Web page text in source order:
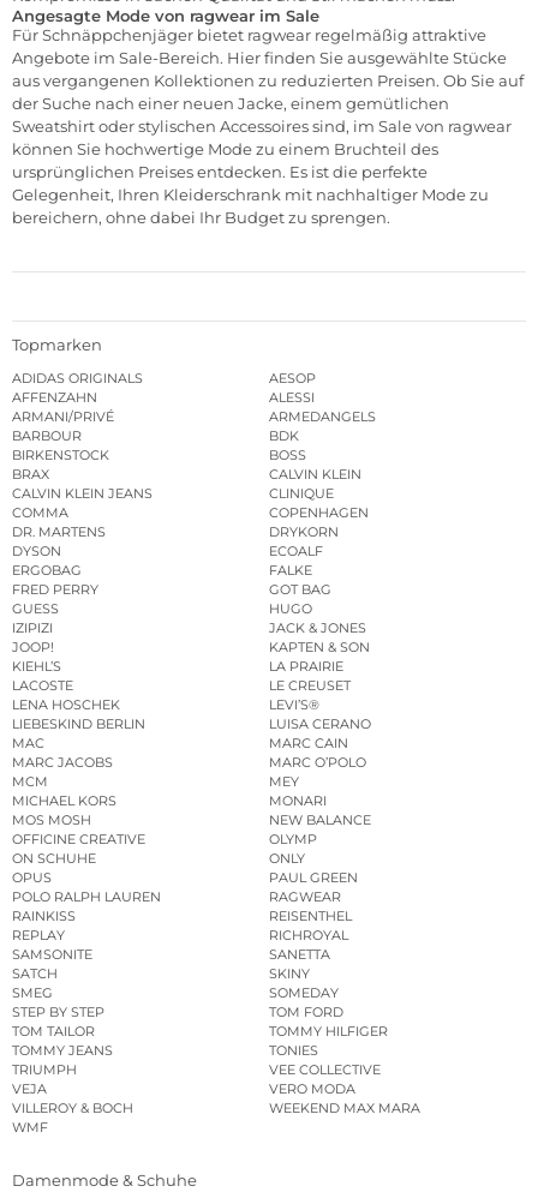
Angesagte Mode von ragwear im Sale
Für Schnäppchenjäger bietet ragwear regelmäßig attraktive
Angebote im Sale-Bereich. Hier finden Sie ausgewählte Stücke
aus vergangenen Kollektionen zu reduzierten Preisen. Ob Sie auf
der Suche nach einer neuen Jacke, einem gemütlichen
Sweatshirt oder stylischen Accessoires sind, im Sale von ragwear
können Sie hochwertige Mode zu einem Bruchteil des
ursprünglichen Preises entdecken. Es ist die perfekte
Gelegenheit, Ihren Kleiderschrank mit nachhaltiger Mode zu
bereichern, ohne dabei Ihr Budget zu sprengen.
Topmarken
ADIDAS ORIGINALS
AESOP
AFFENZAHN
ALESSI
ARMANI/PRIVÉ
ARMEDANGELS
BARBOUR
BDK
BIRKENSTOCK
BOSS
BRAX
CALVIN KLEIN
CALVIN KLEIN JEANS
CLINIQUE
COMMA
COPENHAGEN
DR. MARTENS
DRYKORN
DYSON
ECOALF
ERGOBAG
FALKE
FRED PERRY
GOT BAG
GUESS
HUGO
IZIPIZI
JACK & JONES
JOOP!
KAPTEN & SON
KIEHL’S
LA PRAIRIE
LACOSTE
LE CREUSET
LENA HOSCHEK
LEVI’S®
LIEBESKIND BERLIN
LUISA CERANO
MAC
MARC CAIN
MARC JACOBS
MARC O’POLO
MCM
MEY
MICHAEL KORS
MONARI
MOS MOSH
NEW BALANCE
OFFICINE CREATIVE
OLYMP
ON SCHUHE
ONLY
OPUS
PAUL GREEN
POLO RALPH LAUREN
RAGWEAR
RAINKISS
REISENTHEL
REPLAY
RICHROYAL
SAMSONITE
SANETTA
SATCH
SKINY
SMEG
SOMEDAY
STEP BY STEP
TOM FORD
TOM TAILOR
TOMMY HILFIGER
TOMMY JEANS
TONIES
TRIUMPH
VEE COLLECTIVE
VEJA
VERO MODA
VILLEROY & BOCH
WEEKEND MAX MARA
WMF
Damenmode & Schuhe